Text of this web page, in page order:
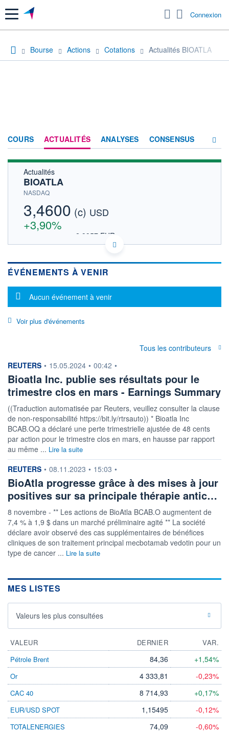
Menu Connexion
Bourse Actions Cotations Actualités BIOATLA
COURS ACTUALITÉS ANALYSES CONSENSUS
Actualités
BIOATLA
NASDAQ
3,4600 (c) USD
+3,90%
2,9957 EUR
INDICE DE RÉFÉRENCE NASDAQ COMPOSITE
DONNÉES TEMPS DIFFÉRÉ
Cotation sur les autres places
17h58
INDICE DE RÉFÉRENCE
OUVERTURE
0,0000
CLÔTURE VEILLE
3,3300
+ HAUT
3,7083
+ BAS
0,0000
0
VALORISATION
257 MUSD
CAPI.
BOURSIÈRE
15 MUSD
LIMITE À LA
BAISSE
0,0000
LIMITE À LA
HAUSSE
0,0000
RENDEMENT
ESTIMÉ 2026
PER ESTIMÉ
ÉCHANGE
07.08.26 / 22:00:00
ÉLIGIBILITÉ
Non éligible
Boursobank
+ PORTEFEUILLE + LISTE
ÉVÉNEMENTS À VENIR
Message d'information
Aucun événement à venir
Voir plus d'événements
Tous les contributeurs
information fournie par
REUTERS • 15.05.2024 • 00:42 •
Bioatla Inc. publie ses résultats pour le
trimestre clos en mars - Earnings Summary
((Traduction automatisée par Reuters, veuillez consulter la clause
de non-responsabilité https://bit.ly/rtrsauto)) * Bioatla Inc
BCAB.OQ a déclaré une perte trimestrielle ajustée de 48 cents
par action pour le trimestre clos en mars, en hausse par rapport
au même ... Lire la suite
information fournie par
REUTERS • 08.11.2023 • 15:03 •
BioAtla progresse grâce à des mises à jour
positives sur sa principale thérapie antic…
8 novembre - ** Les actions de BioAtla BCAB.O augmentent de
7,4 % à 1,9 $ dans un marché préliminaire agité ** La société
déclare avoir observé des cas supplémentaires de bénéfices
cliniques de son traitement principal mecbotamab vedotin pour un
type de cancer ... Lire la suite
MES LISTES
Valeurs les plus consultées
VALEUR DERNIER
VAR.
Pétrole Brent
84,36 +1,54%
Or 4 333,81 -0,23%
CAC 40 8 714,93 +0,17%
EUR/USD SPOT 1,15495 -0,12%
TOTALENERGIES 74,09 -0,60%